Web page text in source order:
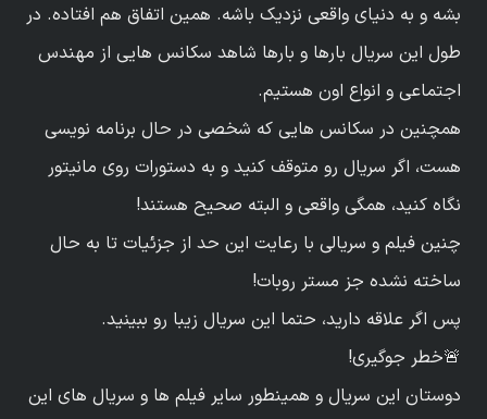
بشه و به دنیای واقعی نزدیک باشه. همین اتفاق هم افتاده. در
طول این سریال بارها و بارها شاهد سکانس هایی از مهندس
اجتماعی و انواع اون هستیم.
همچنین در سکانس هایی که شخصی در حال برنامه نویسی
هست، اگر سریال رو متوقف کنید و به دستورات روی مانیتور
نگاه کنید، همگی واقعی و البته صحیح هستند!
چنین فیلم و سریالی با رعایت این حد از جزئیات تا به حال
ساخته نشده جز مستر روبات!
پس اگر علاقه دارید، حتما این سریال زیبا رو ببینید.
🚨خطر جوگیری!
دوستان این سریال و همینطور سایر فیلم ها و سریال های این